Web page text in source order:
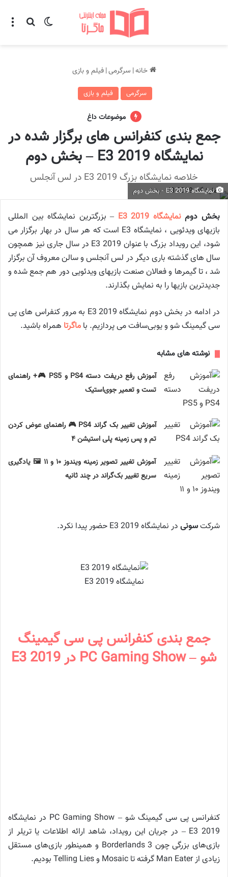
تغییر پوسته
خانه| سرگرمی| فیلم و بازی
سرگرمی فیلم و بازی
موضوعات داغ
جمع بندی کنفرانس های برگزار شده در
نمایشگاه E3 2019 – بخش دوم
خلاصه نمایشگاه بزرگ E3 2019 در لس آنجلس
نمایشگاه E3 2019 - بخش دوم
بخش دومنمایشگاه E3 2019
– بزرگترین نمایشگاه بین المللی
بازیهای ویدئویی ، نمایشگاه E3 است که هر سال در بهار برگزار می
شود، این رویداد بزرگ با عنوان E3 2019 در سال جاری نیز همچون
سال های گذشته باری دیگر در لس آنجلس و سالن معروف آن برگزار
شد ، تا گیمرها و فعالان صنعت بازیهای ویدئویی دور هم جمع شده و
جدیدترین بازیها را به نمایش بگذارند.
در ادامه در بخش دوم نمایشگاه E3 2019 به مرور کنفراس های پی
سی گیمینگ شو و یوبی‌سافت می پردازیم. با ماگرتا همراه باشید.
نوشته های مشابه
آموزش رفع دریفت دسته PS4 و PS5 🎮+ راهنمای
تست و تعمیر جوی‌استیک
آموزش تغییر بک گراند PS4 🎮 راهنمای عوض کردن
تم و پس زمینه پلی استیشن ۴
آموزش تغییر تصویر زمینه ویندوز ۱۰ و ۱۱ 🖼️ یادگیری
سریع تغییر بک‌گراند در چند ثانیه
شرکتسونی در نمایشگاه E3 2019 حضور پیدا نکرد.
نمایشگاه E3 2019
جمع بندی کنفرانس پی سی گیمینگ
شو – PC Gaming Show در E3 2019
کنفرانس پی سی گیمینگ شو – PC Gaming Show در نمایشگاه
E3 2019 – در جریان این رویداد، شاهد ارائه اطلاعات یا تریلر از
بازی‌های بزرگی چون Borderlands 3 و همینطور بازی‌های مستقل
زیادی از Man Eater گرفته تا Mosaic و Telling Lies بودیم.